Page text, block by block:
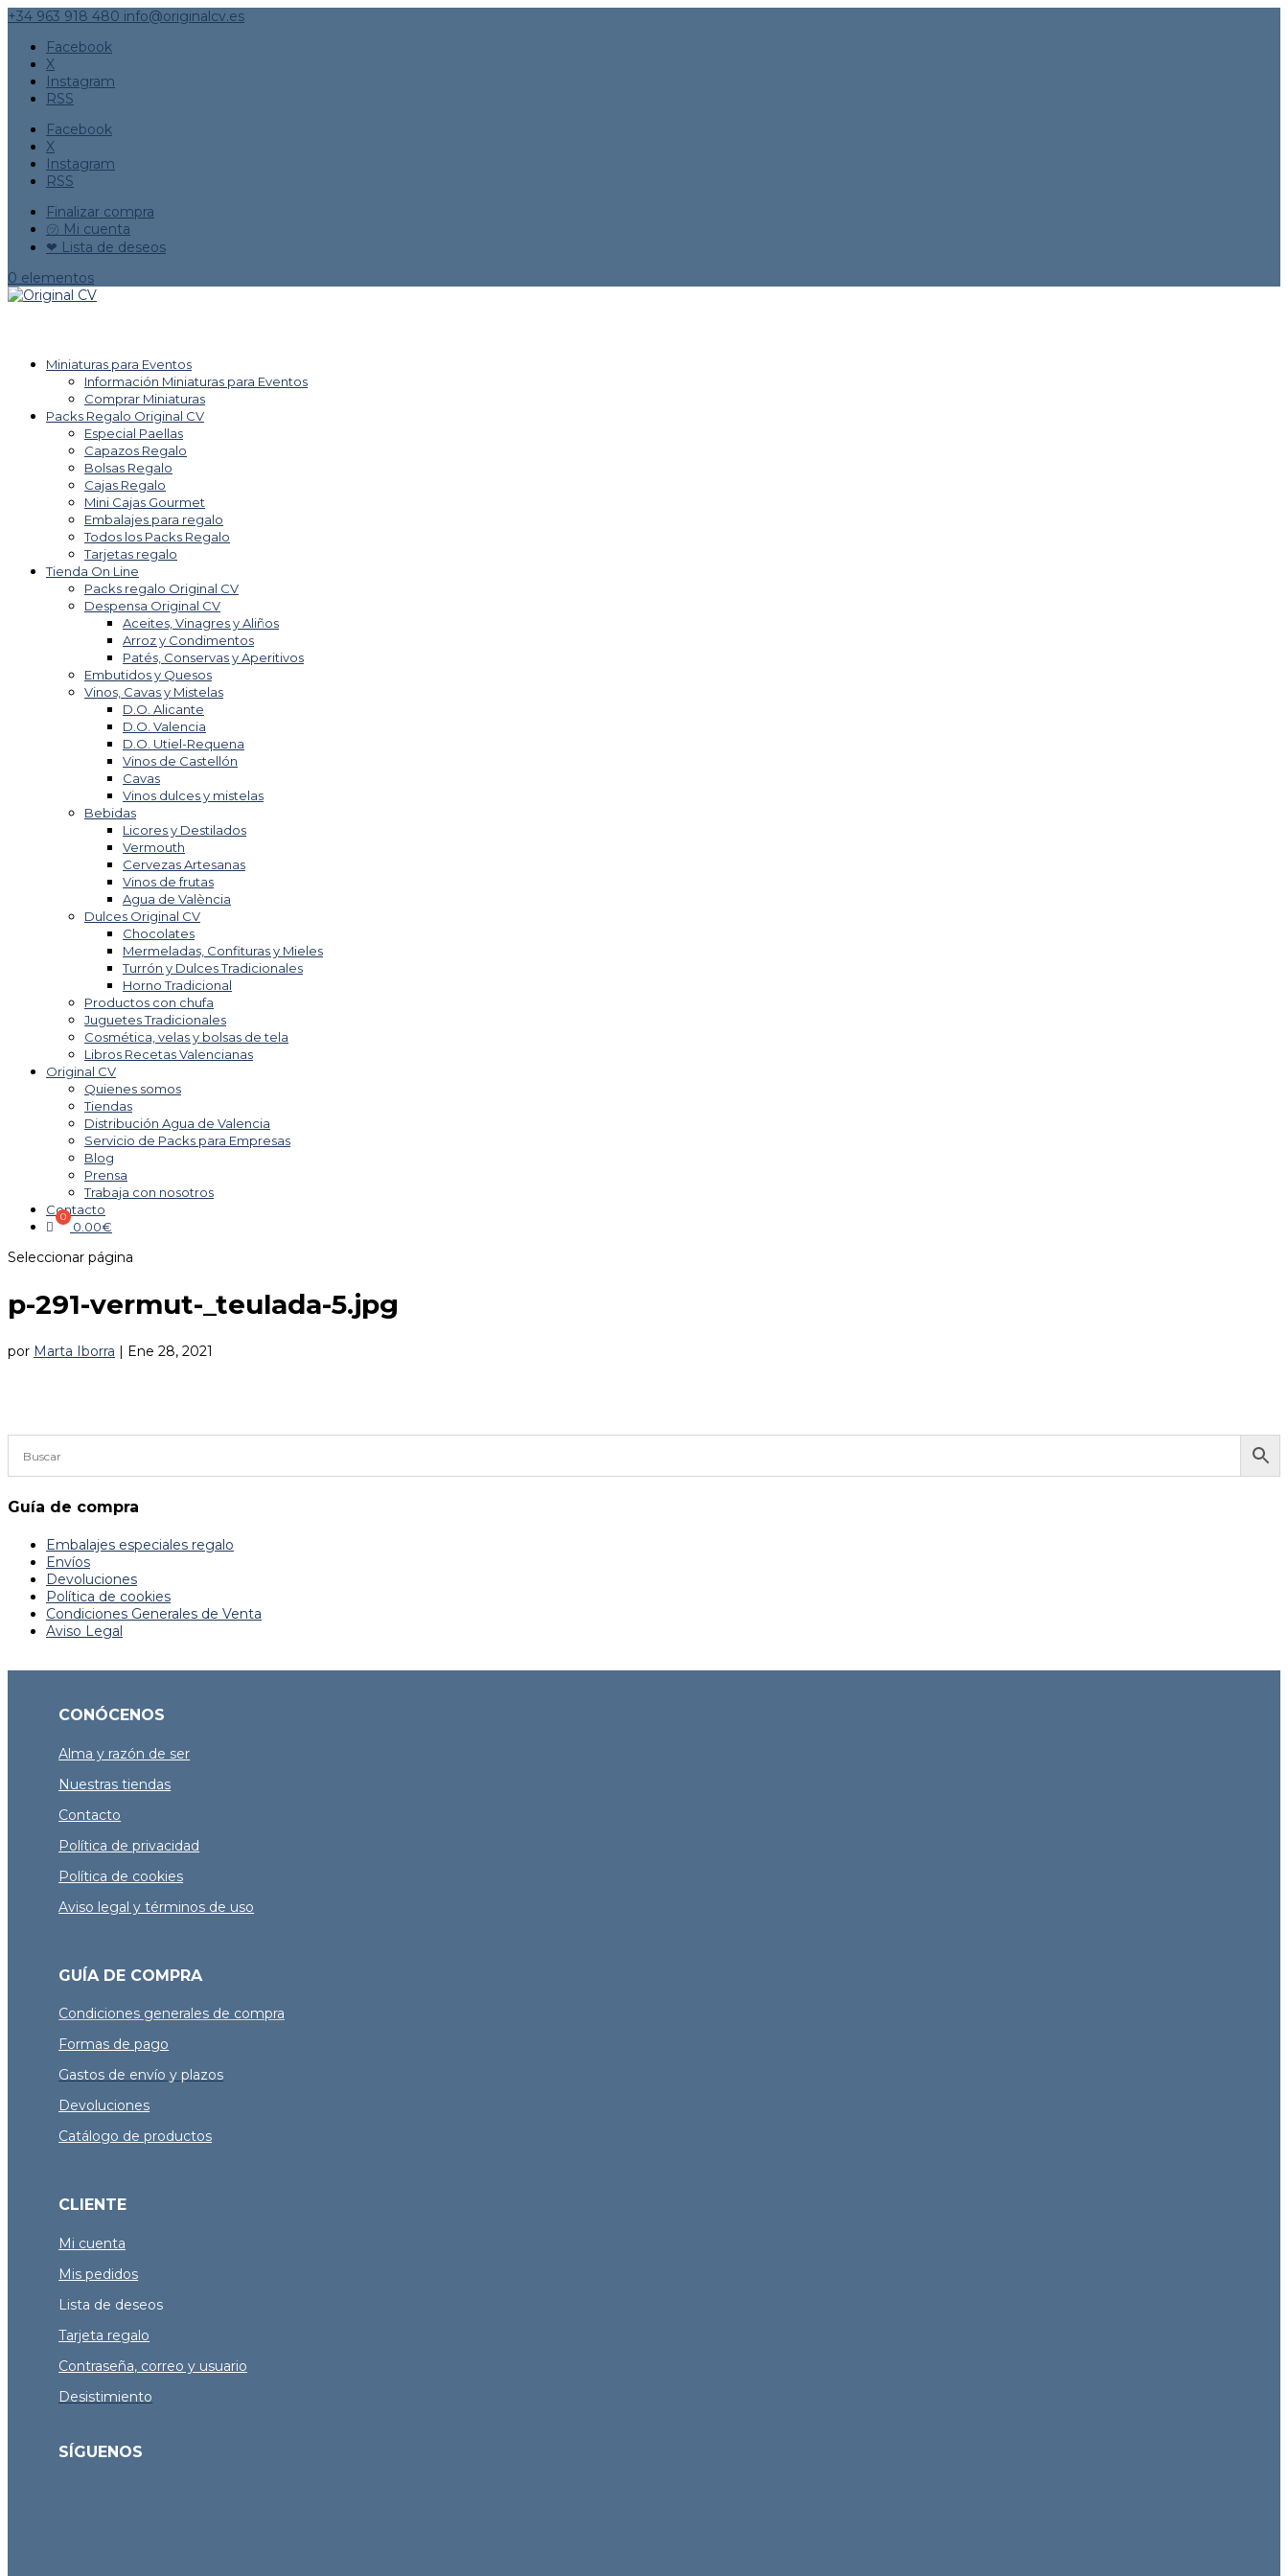
+34 963 918 480 info@originalcv.es
Facebook
X
Instagram
RSS
Facebook
X
Instagram
RSS
Finalizar compra
㋡ Mi cuenta
❤ Lista de deseos
0 elementos
Miniaturas para Eventos
Información Miniaturas para Eventos
Comprar Miniaturas
Packs Regalo Original CV
Especial Paellas
Capazos Regalo
Bolsas Regalo
Cajas Regalo
Mini Cajas Gourmet
Embalajes para regalo
Todos los Packs Regalo
Tarjetas regalo
Tienda On Line
Packs regalo Original CV
Despensa Original CV
Aceites, Vinagres y Aliños
Arroz y Condimentos
Patés, Conservas y Aperitivos
Embutidos y Quesos
Vinos, Cavas y Mistelas
D.O. Alicante
D.O. Valencia
D.O. Utiel-Requena
Vinos de Castellón
Cavas
Vinos dulces y mistelas
Bebidas
Licores y Destilados
Vermouth
Cervezas Artesanas
Vinos de frutas
Agua de València
Dulces Original CV
Chocolates
Mermeladas, Confituras y Mieles
Turrón y Dulces Tradicionales
Horno Tradicional
Productos con chufa
Juguetes Tradicionales
Cosmética, velas y bolsas de tela
Libros Recetas Valencianas
Original CV
Quienes somos
Tiendas
Distribución Agua de Valencia
Servicio de Packs para Empresas
Blog
Prensa
Trabaja con nosotros
Contacto
0.00€
Seleccionar página
p-291-vermut-_teulada-5.jpg
por Marta Iborra Ene 28, 2021
Guía de compra
Embalajes especiales regalo
Envíos
Devoluciones
Política de cookies
Condiciones Generales de Venta
Aviso Legal
CONÓCENOS
Alma y razón de ser
Nuestras tiendas
Contacto
Política de privacidad
Política de cookies
Aviso legal y términos de uso
GUÍA DE COMPRA
Condiciones generales de compra
Formas de pago
Gastos de envío y plazos
Devoluciones
Catálogo de productos
CLIENTE
Mi cuenta
Mis pedidos
Lista de deseos
Tarjeta regalo
Contraseña, correo y usuario
Desistimiento
SÍGUENOS